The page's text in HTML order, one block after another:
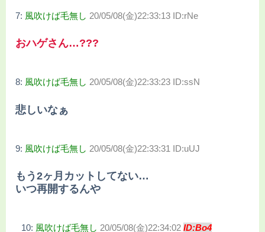
7: 風吹けば毛無し 20/05/08(金)22:33:13 ID:rNe
おハゲさん…???
8: 風吹けば毛無し 20/05/08(金)22:33:23 ID:ssN
悲しいなぁ
9: 風吹けば毛無し 20/05/08(金)22:33:31 ID:uUJ
もう2ヶ月カットしてない…
いつ再開するんや
10: 風吹けば毛無し 20/05/08(金)22:34:02 ID:Bo4